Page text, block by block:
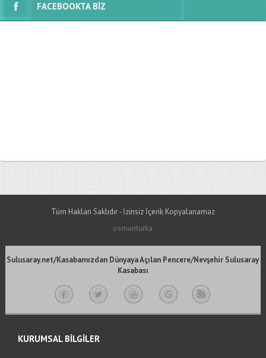
FACEBOOKTA BİZ
Tüm Hakları Saklıdır - İzinsiz İçerik Kopyalanamaz
osmanturka
Sulusaray.net/Kasabamızdan Dünyaya Açılan Pencere/Nevşehir Sulusaray
Kasabası
KURUMSAL BİLGİLER